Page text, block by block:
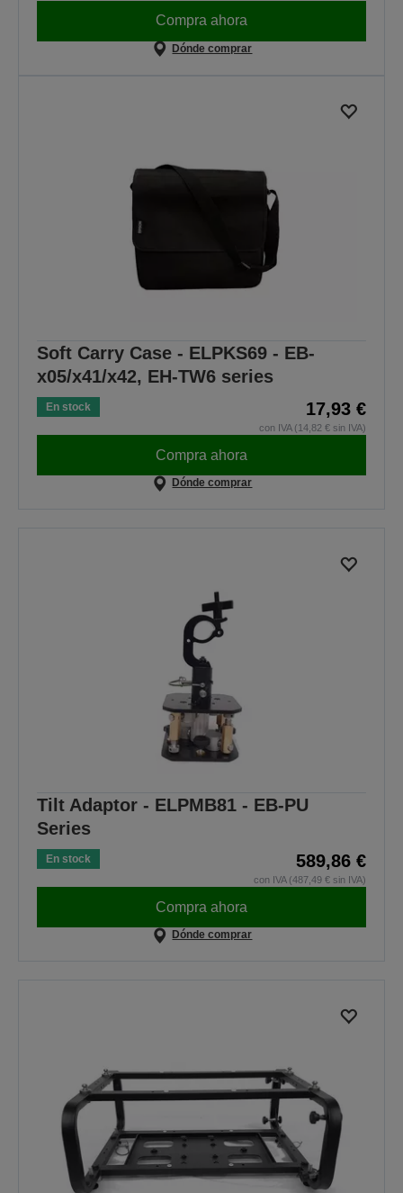
Compra ahora
Dónde comprar
Soft Carry Case - ELPKS69 - EB-
x05/x41/x42, EH-TW6 series
En stock 17,93 €
con IVA (14,82 € sin IVA)
Compra ahora
Dónde comprar
Tilt Adaptor - ELPMB81 - EB-PU
Series
En stock 589,86 €
con IVA (487,49 € sin IVA)
Compra ahora
Dónde comprar